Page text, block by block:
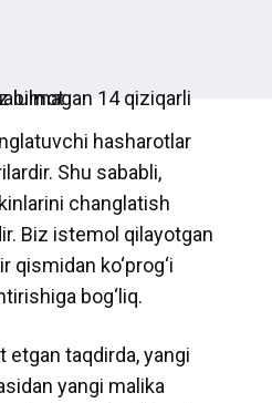
siz bilmagan 14 qiziqarli malumot
hasharotlar
Shu sababli,
changlatish
Biz istemol qilayotgan
qismidan ko‘prog‘i
bog‘liq.
etgan taqdirda, yangi
yangi malika